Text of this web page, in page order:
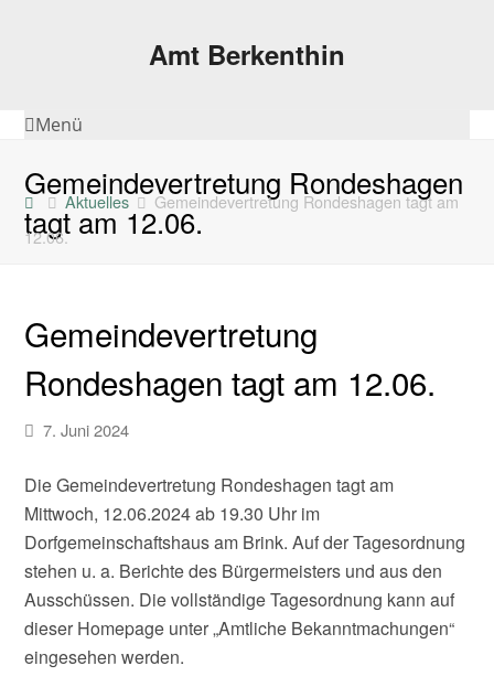
Amt Berkenthin
Menü
Gemeindevertretung Rondeshagen
tagt am 12.06.
Aktuelles
Gemeindevertretung Rondeshagen tagt am
12.06.
Gemeindevertretung
Rondeshagen tagt am 12.06.
7. Juni 2024
Die Gemeindevertretung Rondeshagen tagt am
Mittwoch, 12.06.2024 ab 19.30 Uhr im
Dorfgemeinschaftshaus am Brink. Auf der Tagesordnung
stehen u. a. Berichte des Bürgermeisters und aus den
Ausschüssen. Die vollständige Tagesordnung kann auf
dieser Homepage unter „Amtliche Bekanntmachungen“
eingesehen werden.